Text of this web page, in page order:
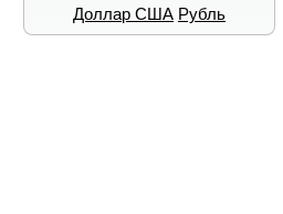
Доллар США Рубль